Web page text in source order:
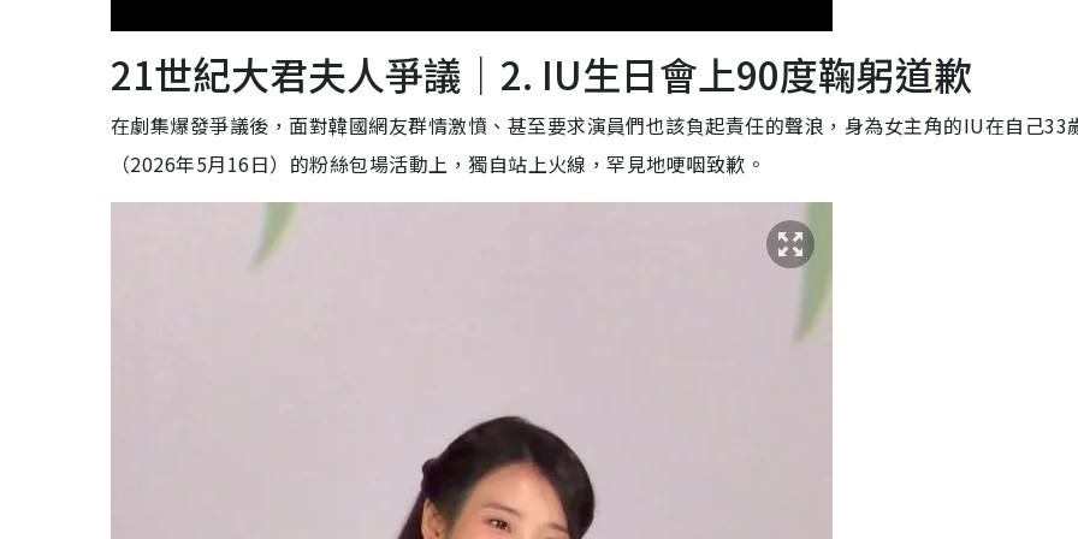
21世紀大君夫人爭議｜2. IU生日會上90度鞠躬道歉
在劇集爆發爭議後，面對韓國網友群情激憤、甚至要求演員們也該負起責任的聲浪，身為女主角的IU在自己33
（2026年5月16日）的粉絲包場活動上，獨自站上火線，罕見地哽咽致歉。